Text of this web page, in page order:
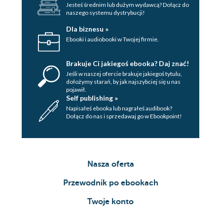
Jesteś średnim lub dużym wydawcą? Dołącz do
naszego systemu dystrybucji!
Dla biznesu »
Ebooki i audiobooki w Twojej firmie.
Brakuje Ci jakiegoś ebooka? Daj znać!
Jeśli w naszej ofercie brakuje jakiegoś tytulu,
dołożymy starań, by jak najszybciej się u nas
pojawił.
Self publishing »
Napisałeś ebooka lub nagrałeś audibook?
Dołącz do nas i sprzedawaj go w Ebookpoint!
Nasza oferta
Przewodnik po ebookach
Twoje konto